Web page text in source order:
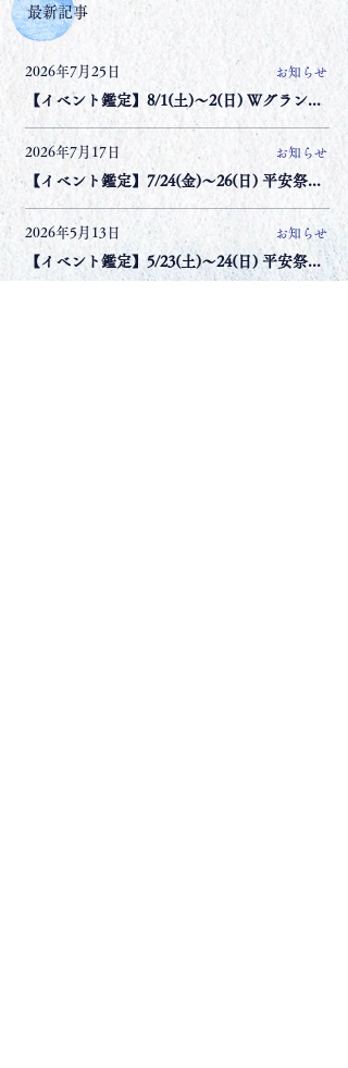
最新記事
2026年7月25日 お知らせ
【イベント鑑定】8/1(土)〜2(日) Ｗグランラセーレ岡山
2026年7月17日 お知らせ
【イベント鑑定】7/24(金)〜26(日) 平安祭典 岡山中央会館
2026年5月13日 お知らせ
【イベント鑑定】5/23(土)〜24(日) 平安祭典 岡山南会館